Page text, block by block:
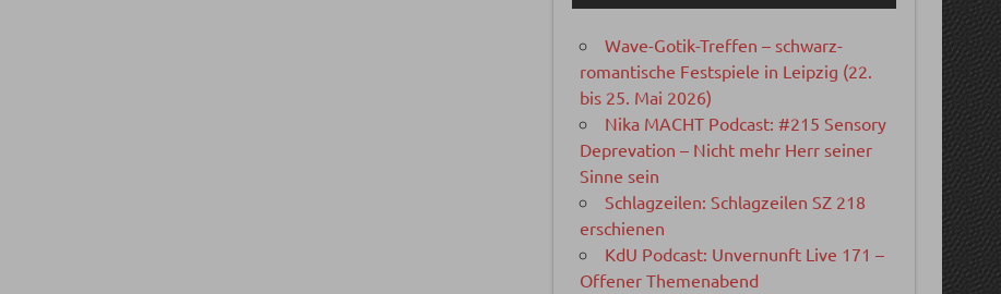
Wave-Gotik-Treffen – schwarz-
romantische Festspiele in Leipzig (22.
bis 25. Mai 2026)
Nika MACHT Podcast: #215 Sensory
Deprevation – Nicht mehr Herr seiner
Sinne sein
Schlagzeilen: Schlagzeilen SZ 218
erschienen
KdU Podcast: Unvernunft Live 171 –
Offener Themenabend